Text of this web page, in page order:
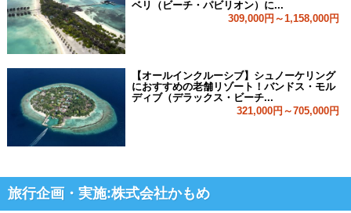
ベリ（ビーチ・パビリオン）に...
309,000円～1,158,000円
【オールインクルーシブ】シュノーケリング
におすすめの老舗リゾート！バンドス・モル
ディブ（デラックス・ビーチ...
321,000円～705,000円
旅行企画・実施:株式会社かもめ